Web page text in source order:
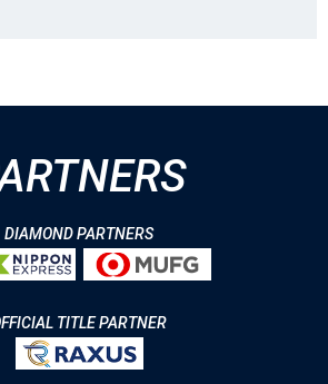
DIAMOND PARTNERS
TITLE PARTNER